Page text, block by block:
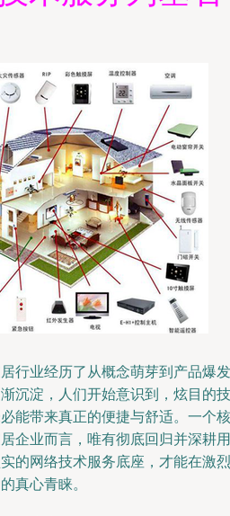
行业经历了从概念萌芽到产品爆发
沉淀，人们开始意识到，炫目的技
能带来真正的便捷与舒适。一个核
企业而言，唯有彻底回归并深耕用
的网络技术服务底座，才能在激烈
真心青睐。